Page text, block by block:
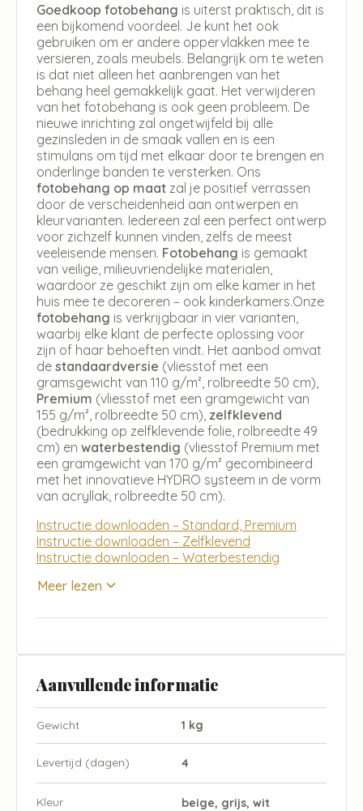
Goedkoop fotobehang is uiterst praktisch, dit is
een bijkomend voordeel. Je kunt het ook
gebruiken om er andere oppervlakken mee te
versieren, zoals meubels. Belangrijk om te weten
is dat niet alleen het aanbrengen van het
behang heel gemakkelijk gaat. Het verwijderen
van het fotobehang is ook geen probleem. De
nieuwe inrichting zal ongetwijfeld bij alle
gezinsleden in de smaak vallen en is een
stimulans om tijd met elkaar door te brengen en
onderlinge banden te versterken. Ons
fotobehang op maat zal je positief verrassen
door de verscheidenheid aan ontwerpen en
kleurvarianten. Iedereen zal een perfect ontwerp
voor zichzelf kunnen vinden, zelfs de meest
veeleisende mensen. Fotobehang is gemaakt
van veilige, milieuvriendelijke materialen,
waardoor ze geschikt zijn om elke kamer in het
huis mee te decoreren – ook kinderkamers.Onze
fotobehang is verkrijgbaar in vier varianten,
waarbij elke klant de perfecte oplossing voor
zijn of haar behoeften vindt. Het aanbod omvat
de standaardversie (vliesstof met een
gramsgewicht van 110 g/m², rolbreedte 50 cm),
Premium (vliesstof met een gramgewicht van
155 g/m², rolbreedte 50 cm), zelfklevend
(bedrukking op zelfklevende folie, rolbreedte 49
cm) en waterbestendig (vliesstof Premium met
een gramgewicht van 170 g/m² gecombineerd
met het innovatieve HYDRO systeem in de vorm
van acryllak, rolbreedte 50 cm).
Instructie downloaden – Standard, Premium
Instructie downloaden – Zelfklevend
Instructie downloaden – Waterbestendig
Meer lezen
Aanvullende informatie
Gewicht 1 kg
Levertijd (dagen) 4
Kleur beige, grijs, wit